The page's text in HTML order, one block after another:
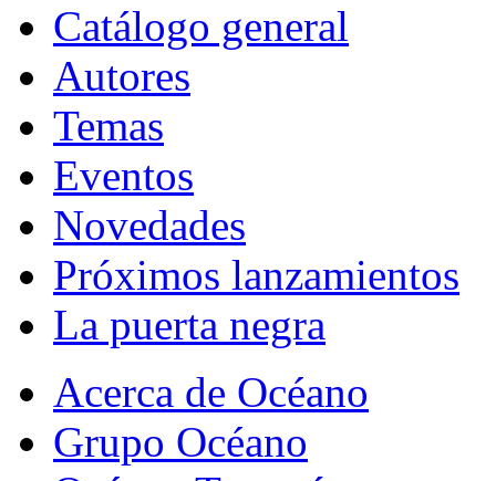
Catálogo general
Autores
Temas
Eventos
Novedades
Próximos lanzamientos
La puerta negra
Acerca de Océano
Grupo Océano